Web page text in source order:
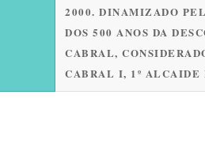
2000. DINAMIZADO
DOS 500 ANOS DA
CABRAL,
CABRAL I, 1º